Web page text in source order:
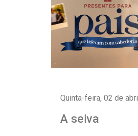
Quinta-feira, 02 de abril
A seiva